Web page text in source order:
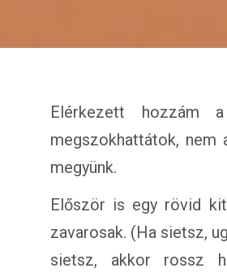
Elérkezett hozzám
megszokhattátok,
megyünk.
Először is egy rövid
zavarosak. (Ha sietsz,
sietsz, akkor rossz